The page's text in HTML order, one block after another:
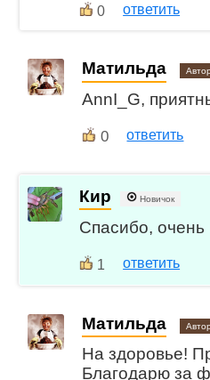
0 ответить
Матильда
AnnI_G,
0 ответить
Кир Новичок
Спасибо, очень
1 ответить
Матильда
На здоровье!
Благодарю за